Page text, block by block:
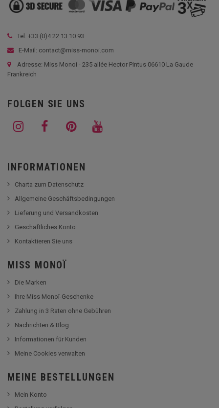
Tel: +33 (0)4 22 13 10 93
E-Mail: contact@miss-monoi.com
Adresse: Miss Monoi - 235 allée Hector Pintus 06610 La Gaude
Frankreich
FOLGEN SIE UNS
INFORMATIONEN
Charta zum Datenschutz
Allgemeine Geschäftsbedingungen
Lieferung und Versandkosten
Geschäftliches Konto
Kontaktieren Sie uns
MISS MONOÏ
Die Marken
Ihre Miss Monoï-Geschenke
Zahlung in 3 Raten ohne Gebühren
Nachrichten & Blog
Informationen für Kunden
Meine Cookies verwalten
MEINE BESTELLUNGEN
Mein Konto